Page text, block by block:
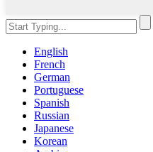
English
French
German
Portuguese
Spanish
Russian
Japanese
Korean